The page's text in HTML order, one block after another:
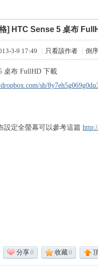
] HTC Sense 5 桌布
3-9 17:49 | 只看該作者 | 倒
桌布 FullHD 下載
sh/
設定全螢幕可以參考這篇
分享0 收藏0